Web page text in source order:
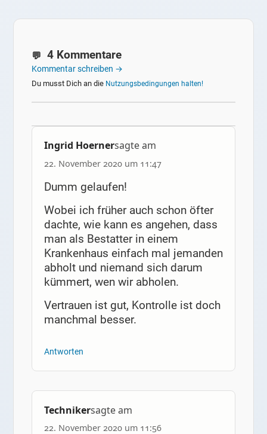
4 Kommentare
Kommentar schreiben →
Du musst Dich an die Nutzungsbedingungen halten!
Ingrid Hoernersagte am
22. November 2020 um 11:47
Dumm gelaufen!
Wobei ich früher auch schon öfter
dachte, wie kann es angehen, dass
man als Bestatter in einem
Krankenhaus einfach mal jemanden
abholt und niemand sich darum
kümmert, wen wir abholen.
Vertrauen ist gut, Kontrolle ist doch
manchmal besser.
Antworten
Technikersagte am
22. November 2020 um 11:56